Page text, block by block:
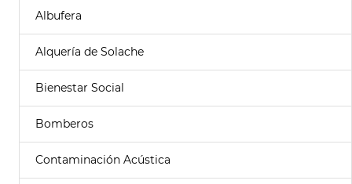
Albufera
Alquería de Solache
Bienestar Social
Bomberos
Contaminación Acústica